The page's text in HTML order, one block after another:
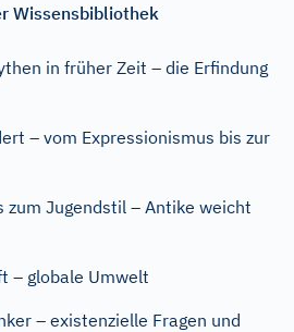
Wissensbibliothek
in früher Zeit – die Erfindung
– vom Expressionismus bis zur
zum Jugendstil – Antike weicht
– globale Umwelt
– existenzielle Fragen und